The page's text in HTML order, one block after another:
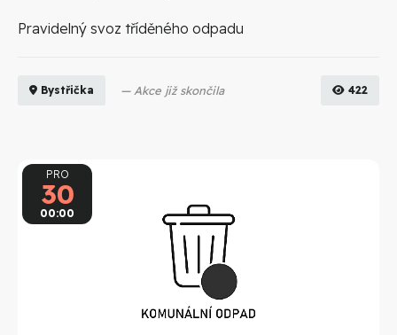
Pravidelný svoz tříděného odpadu
Bystřička Akce již skončila 422
PRO
30
00:00